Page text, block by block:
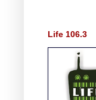
Life 106.3